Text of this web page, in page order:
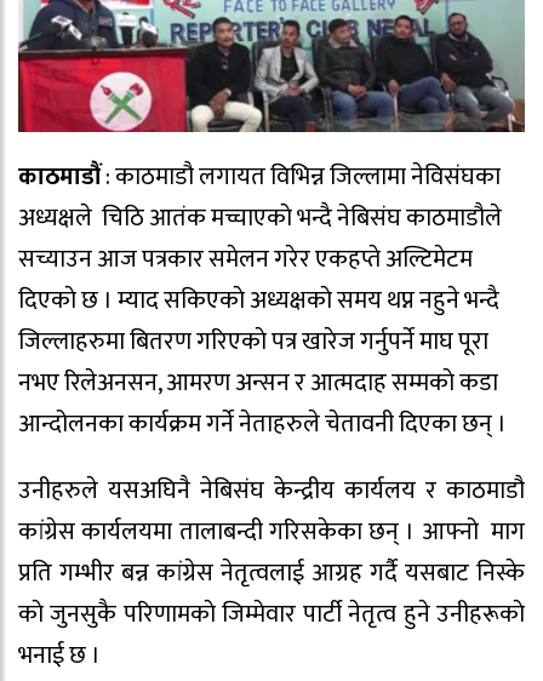
काठमाडौं: काठमाडौ लगायत विभिन्न जिल्लामा नेविसंघका
अध्यक्षले चिठि आतंक मच्चाएकाे भन्दै नेबिसंघ काठमाडौले
सच्याउन आज पत्रकार समेलन गरेर एकहप्ते अल्टिमेटम
दिएकाे छ । म्याद सकिएकाे अध्यक्षकाे समय थप्न नहुने भन्दै
जिल्लाहरुमा बितरण गरिएकाे पत्र खारेज गर्नुपर्ने माघ पूरा
नभए रिलेअनसन, आमरण अन्सन र आत्मदाह सम्मकाे कडा
आन्दोलनका कार्यक्रम गर्ने नेताहरुले चेतावनी दिएका छन् ।
उनीहरुले यसअघिनै नेबिसंघ केन्द्रीय कार्यलय र काठमाडौ
कांग्रेस कार्यलयमा तालाबन्दी गरिसकेका छन् । आफ्नो माग
प्रति गम्भीर बन्न कांग्रेस नेतृत्वलाई आग्रह गर्दै यसबाट निस्के
काे जुनसुकै परिणामकाे जिम्मेवार पार्टी नेतृत्व हुने उनीहरूकाे
भनाई छ ।